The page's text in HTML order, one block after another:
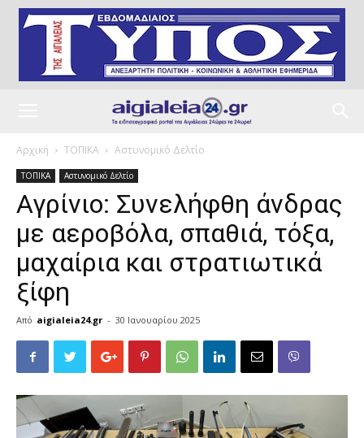
Αρχική ΤΟΠΙΚΑ Αστυνομικό Δελτίο
ΤΟΠΙΚΑ Αστυνομικό Δελτίο
Αγρίνιο: Συνελήφθη άνδρας
με αεροβόλα, σπαθιά, τόξα,
μαχαίρια και στρατιωτικά
ξίφη
Από aigialeia24.gr - 30 Ιανουαρίου 2025